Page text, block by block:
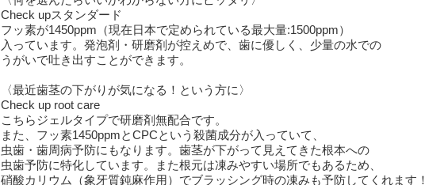
Check upスタンダード
フッ素が1450ppm（現在日本で定められている最大量:1500ppm）
入っています。発泡剤・研磨剤が控えめで、歯に優しく、少量の水での
うがいで吐き出すことができます。
〈最近歯茎の下がりが気になる！という方に〉
Check up root care
こちらジェルタイプで研磨剤無配合です。
また、フッ素1450ppmとCPCという殺菌成分が入っていて、
虫歯・歯周病予防にもなります。歯茎が下がって見えてきた根本への
虫歯予防に特化しています。また根元は凍みやすい場所でもあるため、
硝酸カリウム（象牙質鈍麻作用）でブラッシング時の凍みも予防してくれます！